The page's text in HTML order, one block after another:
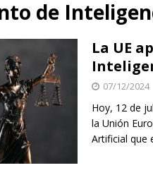
de
La UE
07/12/2024
Hoy, 12 de
la Unión
Artificial que